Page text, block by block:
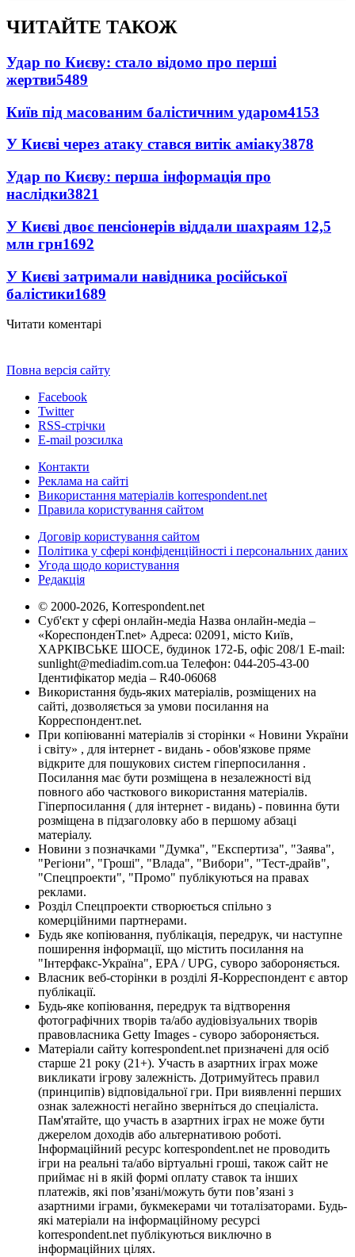
ЧИТАЙТЕ ТАКОЖ
Удар по Києву: стало відомо про перші
жертви5489
Київ під масованим балістичним ударом4153
У Києві через атаку стався витік аміаку3878
Удар по Києву: перша інформація про
наслідки3821
У Києві двоє пенсіонерів віддали шахраям 12,5
млн грн1692
У Києві затримали навідника російської
балістики1689
Читати коментарі
Повна версія сайту
Facebook
Twitter
RSS-стрічки
E-mail розсилка
Контакти
Реклама на сайті
Використання матеріалів korrespondent.net
Правила користування сайтом
Договір користування сайтом
Політика у сфері конфіденційності і персональних даних
Угода щодо користування
Редакція
© 2000-2026, Korrespondent.net
Суб'єкт у сфері онлайн-медіа Назва онлайн-медіа –
«КореспонденТ.net» Адреса: 02091, місто Київ,
ХАРКІВСЬКЕ ШОСЕ, будинок 172-Б, офіс 208/1 E-mail:
sunlight@mediadim.com.ua Телефон: 044-205-43-00
Ідентифікатор медіа – R40-06068
Використання будь-яких матеріалів, розміщених на
сайті, дозволяється за умови посилання на
Корреспондент.net.
При копіюванні матеріалів зі сторінки « Новини України
і світу» , для інтернет - видань - обов'язкове пряме
відкрите для пошукових систем гіперпосилання .
Посилання має бути розміщена в незалежності від
повного або часткового використання матеріалів.
Гіперпосилання ( для інтернет - видань) - повинна бути
розміщена в підзаголовку або в першому абзаці
матеріалу.
Новини з позначками "Думка", "Експертиза", "Заява",
"Регіони", "Гроші", "Влада", "Вибори", "Тест-драйв",
"Спецпроекти", "Промо" публікуються на правах
реклами.
Розділ Спецпроекти створюється спільно з
комерційними партнерами.
Будь яке копіювання, публікація, передрук, чи наступне
поширення інформації, що містить посилання на
"Інтерфакс-Україна", EPA / UPG, суворо забороняється.
Власник веб-сторінки в розділі Я-Корреспондент є автор
публікації.
Будь-яке копіювання, передрук та відтворення
фотографічних творів та/або аудіовізуальних творів
правовласника Getty Images - суворо забороняється.
Матеріали сайту korrespondent.net призначені для осіб
старше 21 року (21+). Участь в азартних іграх може
викликати ігрову залежність. Дотримуйтесь правил
(принципів) відповідальної гри. При виявленні перших
ознак залежності негайно зверніться до спеціаліста.
Пам'ятайте, що участь в азартних іграх не може бути
джерелом доходів або альтернативою роботі.
Інформаційний ресурс korrespondent.net не проводить
ігри на реальні та/або віртуальні гроші, також сайт не
приймає ні в якій формі оплату ставок та інших
платежів, які пов’язані/можуть бути пов’язані з
азартними іграми, букмекерами чи тоталізаторами. Будь-
які матеріали на інформаційному ресурсі
korrespondent.net публікуються виключно в
інформаційних цілях.